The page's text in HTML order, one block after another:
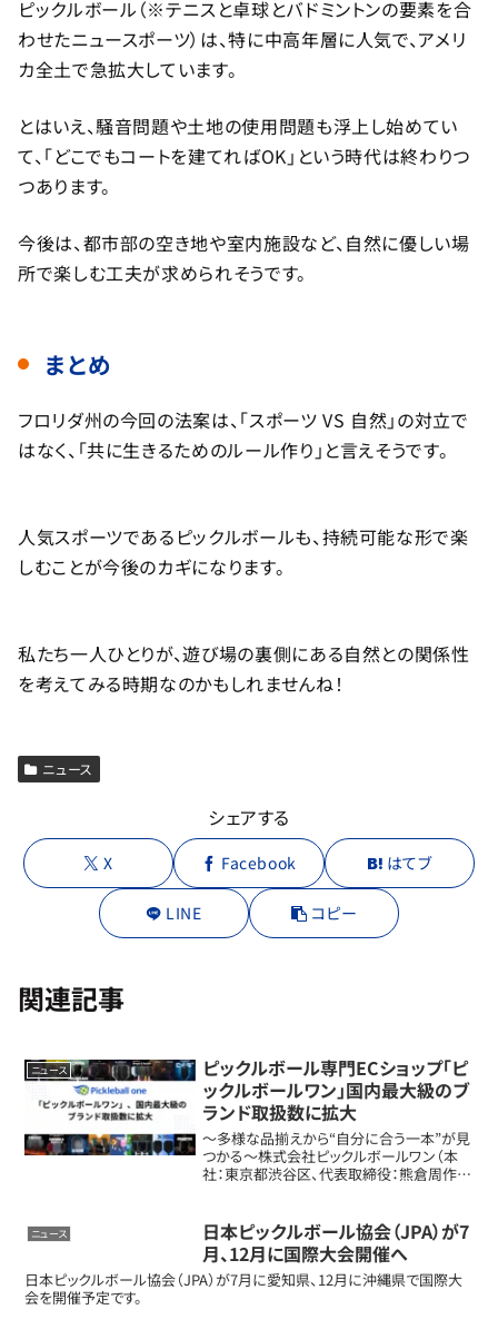
ピックルボール（※テニスと卓球とバドミントンの要素を合
わせたニュースポーツ）は、特に中高年層に人気で、アメリ
カ全土で急拡大しています。
とはいえ、騒音問題や土地の使用問題も浮上し始めてい
て、「どこでもコートを建てればOK」という時代は終わりつ
つあります。
今後は、都市部の空き地や室内施設など、自然に優しい場
所で楽しむ工夫が求められそうです。
まとめ
フロリダ州の今回の法案は、「スポーツ VS 自然」の対立で
はなく、「共に生きるためのルール作り」と言えそうです。
人気スポーツであるピックルボールも、持続可能な形で楽
しむことが今後のカギになります。
私たち一人ひとりが、遊び場の裏側にある自然との関係性
を考えてみる時期なのかもしれませんね！
ニュース
シェアする
X Facebook はてブ
LINE コピー
関連記事
ニュース
ピックルボール専門ECショップ「ピ
ックルボールワン」国内最大級のブ
ランド取扱数に拡大
〜多様な品揃えから“自分に合う一本”が見
つかる〜株式会社ピックルボールワン（本
社：東京都渋谷区、代表取締役：熊倉周作）
外19ブランド以上の専...
ニュース
日本ピックルボール協会（JPA）が7
月、12月に国際大会開催へ
日本ピックルボール協会（JPA）が7月に愛知県、12月に沖縄県で国際大
会を開催予定です。